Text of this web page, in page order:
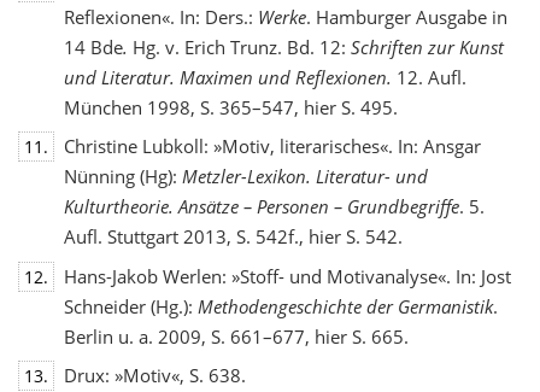
Reflexionen«. In: Ders.: Werke. Hamburger Ausgabe in
14 Bde. Hg. v. Erich Trunz. Bd. 12: Schriften zur Kunst
und Literatur. Maximen und Reflexionen. 12. Aufl.
München 1998, S. 365–547, hier S. 495.
11.
Christine Lubkoll: »Motiv, literarisches«. In: Ansgar
Nünning (Hg): Metzler-Lexikon. Literatur- und
Kulturtheorie. Ansätze – Personen – Grundbegriffe. 5.
Aufl. Stuttgart 2013, S. 542f., hier S. 542.
12.
Hans-Jakob Werlen: »Stoff- und Motivanalyse«. In: Jost
Schneider (Hg.): Methodengeschichte der Germanistik.
Berlin u. a. 2009, S. 661–677, hier S. 665.
13. Drux: »Motiv«, S. 638.